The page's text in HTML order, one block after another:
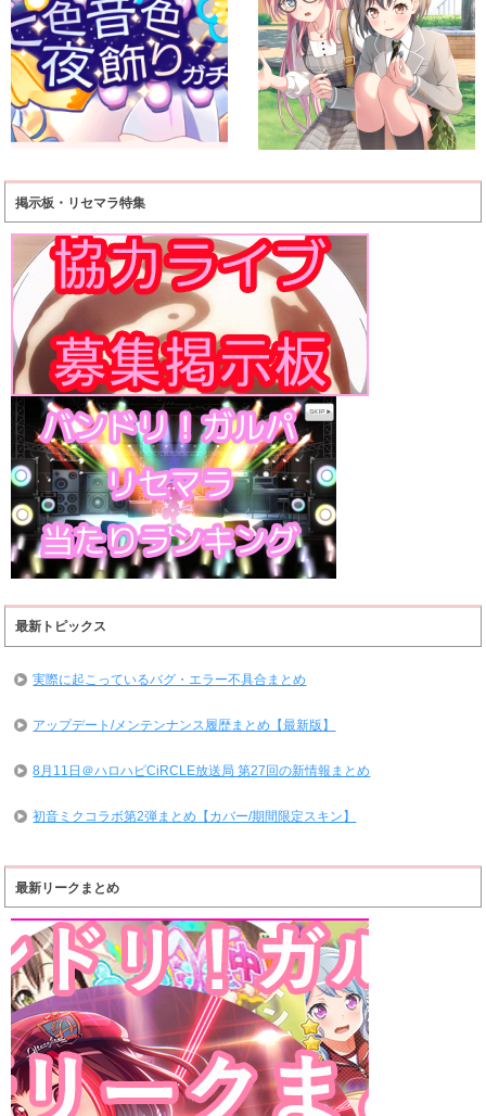
掲示板・リセマラ特集
最新トピックス
実際に起こっているバグ・エラー不具合まとめ
アップデート/メンテンナンス履歴まとめ【最新版】
8月11日＠ハロハピCiRCLE放送局 第27回の新情報まとめ
初音ミクコラボ第2弾まとめ【カバー/期間限定スキン】
最新リークまとめ